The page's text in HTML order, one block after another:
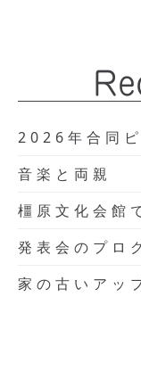
2026年合同
音楽と両親
橿原文化会館
発表会のプロ
家の古いアッ